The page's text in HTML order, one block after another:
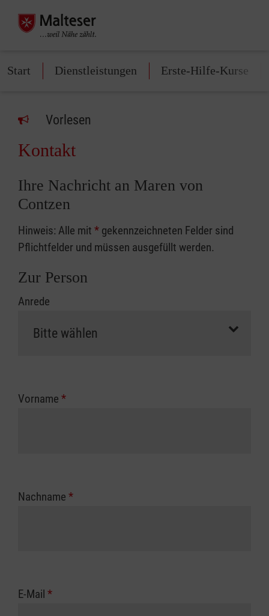
Start Dienstleistungen Erste-Hilfe-Kurse
Vorlesen
Kontakt
Ihre Nachricht an Maren von
Contzen
Hinweis: Alle mit * gekennzeichneten Felder sind
Pflichtfelder und müssen ausgefüllt werden.
Zur Person
Anrede
Vorname *
Nachname *
E-Mail *